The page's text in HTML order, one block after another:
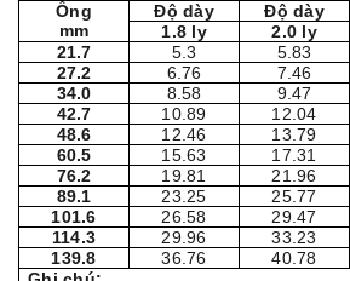
Ống
mm
Độ dày Độ dày
1.8 ly
2.0 ly
21.7
5.3 5.83
27.2
6.76 7.46
34.0
8.58 9.47
42.7
10.89 12.04
48.6
12.46 13.79
60.5
15.63 17.31
76.2
19.81 21.96
89.1
23.25 25.77
101.6
26.58 29.47
114.3
29.96 33.23
139.8
36.76 40.78